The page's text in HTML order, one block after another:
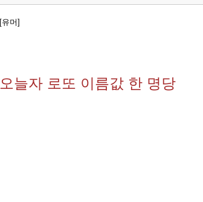
[유머]
오늘자 로또 이름값 한 명당